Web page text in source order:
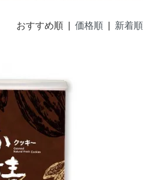
おすすめ順 | 価格順 新着順